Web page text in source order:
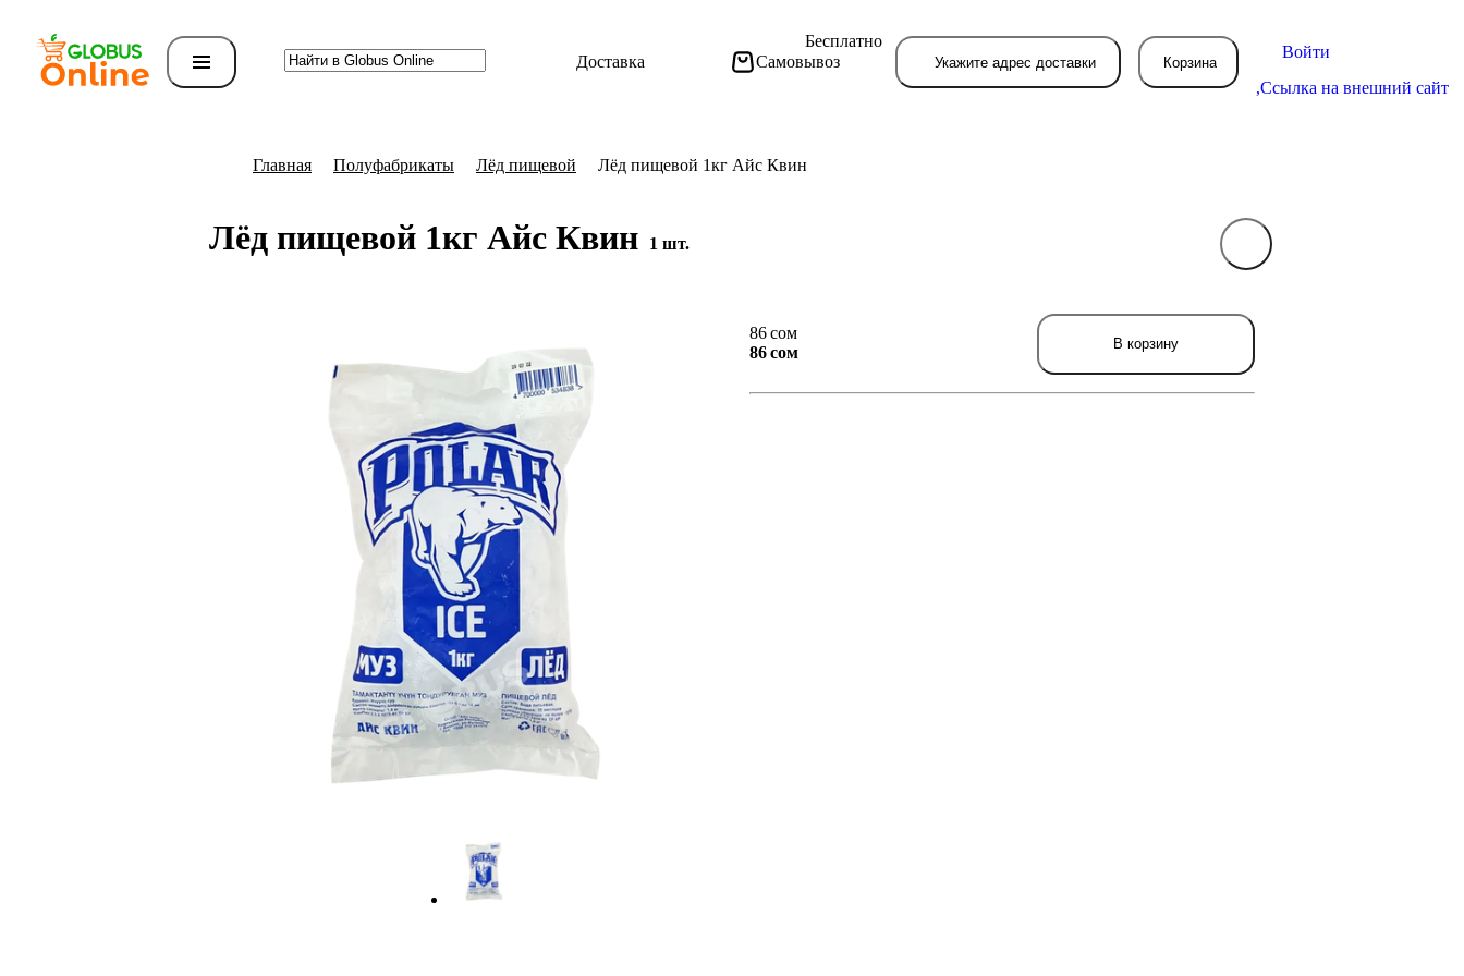
Доставка Самовывоз
Бесплатно
Укажите адрес доставки Корзина
Войти
,Ссылка на внешний сайт
Главная Полуфабрикаты Лёд пищевой Лёд пищевой 1кг Айс Квин
Лёд пищевой 1кг Айс Квин 1 шт.
86 сом
86 сом
В корзину
Тут появятся товары, которые вы закажете.